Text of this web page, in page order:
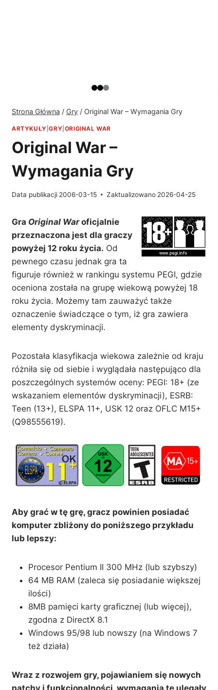
Strona Główna / Gry / Original War – Wymagania Gry
ARTYKUŁY |GRY ORIGINAL WAR
Original War –
Wymagania Gry
Data publikacji 2006-03-15 Zaktualizowano 2026-04-25
Gra Original Waroficjalnie
przeznaczona jest dla graczy
powyżej 12 roku życia. Od
pewnego czasu jednak gra ta
figuruje również w rankingu systemu PEGI, gdzie
oceniona została na grupę wiekową powyżej 18
roku życia. Możemy tam zauważyć także
oznaczenie świadczące o tym, iż gra zawiera
elementy dyskryminacji.
Pozostała klasyfikacja wiekowa zależnie od kraju
różniła się od siebie i wyglądała następująco dla
poszczególnych systemów oceny: PEGI: 18+ (ze
wskazaniem elementów dyskryminacji), ESRB:
Teen (13+), ELSPA 11+, USK 12 oraz OFLC M15+
(Q98555619).
Aby grać w tę grę, gracz powinien posiadać
komputer zbliżony do poniższego przykładu
lub lepszy:
Procesor Pentium II 300 MHz (lub szybszy)
64 MB RAM (zaleca się posiadanie większej
ilości)
8MB pamięci karty graficznej (lub więcej),
zgodna z DirectX 8.1
Windows 95/98 lub nowszy (na Windows 7
też działa)
Wraz z rozwojem gry, pojawianiem się nowych
patchy i funkcjonalności, wymagania te ulegały